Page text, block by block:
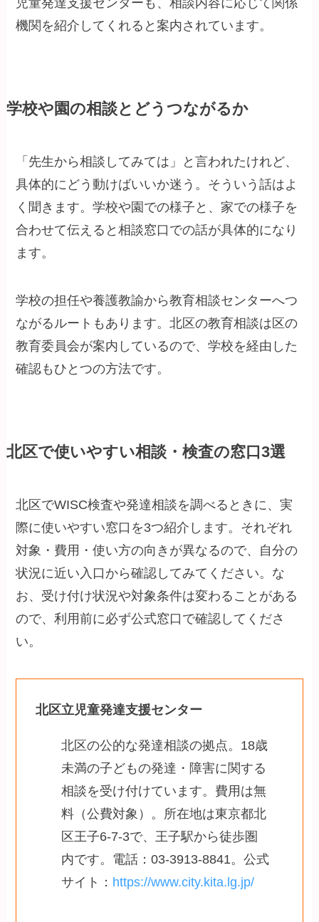
機関を紹介してくれると案内されています。
学校や園の相談とどうつながるか
「先生から相談してみては」と言われたけれど、
具体的にどう動けばいいか迷う。そういう話はよ
く聞きます。学校や園での様子と、家での様子を
合わせて伝えると相談窓口での話が具体的になり
ます。
学校の担任や養護教諭から教育相談センターへつ
ながるルートもあります。北区の教育相談は区の
教育委員会が案内しているので、学校を経由した
確認もひとつの方法です。
北区で使いやすい相談・検査の窓口3選
北区でWISC検査や発達相談を調べるときに、実
際に使いやすい窓口を3つ紹介します。それぞれ
対象・費用・使い方の向きが異なるので、自分の
状況に近い入口から確認してみてください。な
お、受け付け状況や対象条件は変わることがある
ので、利用前に必ず公式窓口で確認してくださ
い。
北区立児童発達支援センター
北区の公的な発達相談の拠点。18歳
未満の子どもの発達・障害に関する
相談を受け付けています。費用は無
料（公費対象）。所在地は東京都北
区王子6-7-3で、王子駅から徒歩圏
内です。電話：03-3913-8841。公式
サイト： https://www.city.kita.lg.jp/